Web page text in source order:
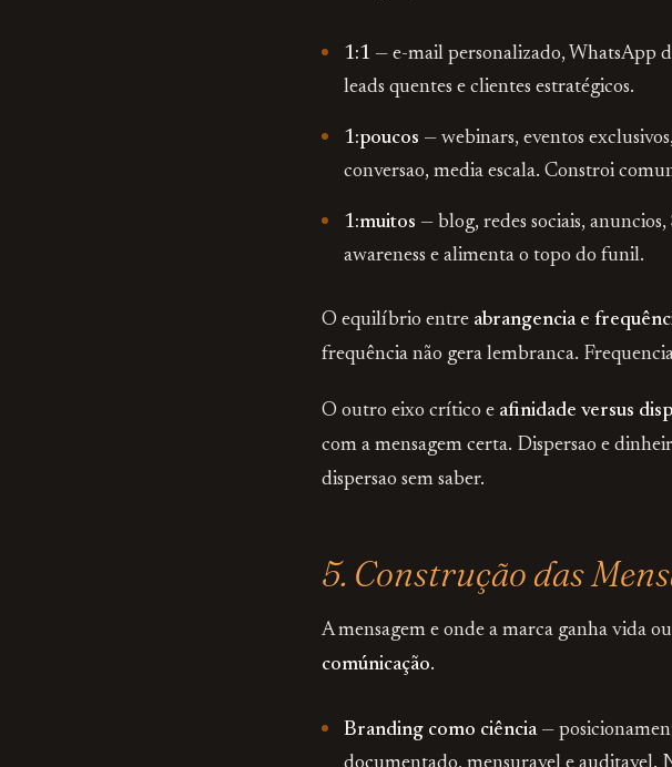
1:1 — e-mail personalizado, WhatsApp
leads quentes e clientes estratégicos.
1:poucos — webinars, eventos
conversao, media escala. Constroi
1:muitos — blog, redes sociais,
awareness e alimenta o topo do funil.
O equilíbrio entre abrangencia e
frequência não gera lembranca.
O outro eixo crítico e afinidade versus
com a mensagem certa. Dispersao e
dispersao sem saber.
5. Construção das
A mensagem e onde a marca ganha vida
comúnicação.
Branding como ciência—